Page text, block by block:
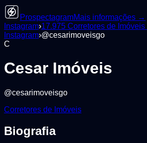
ProspectagramMais informações →
Instagram›17.975 Corretores de Imóveis
Instagram›@cesarimoveisgo
C
Cesar Imóveis
@cesarimoveisgo
Corretores de Imóveis
Biografia